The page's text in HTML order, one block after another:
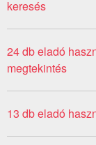
keresés
24 db eladó
megtekintés
13 db eladó